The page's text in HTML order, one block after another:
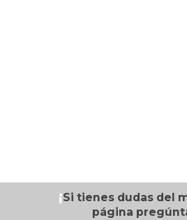
¡Si tienes dudasdel
página